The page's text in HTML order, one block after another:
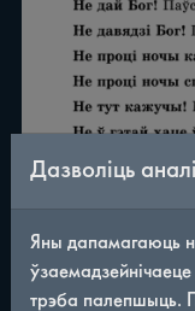
Дазволіць
Яны дапамагаюць
трэба палепшыць.